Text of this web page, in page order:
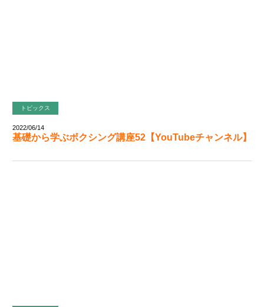
トピックス
2022/06/14
基礎から学ぶボクシング講座52【YouTubeチャンネル】